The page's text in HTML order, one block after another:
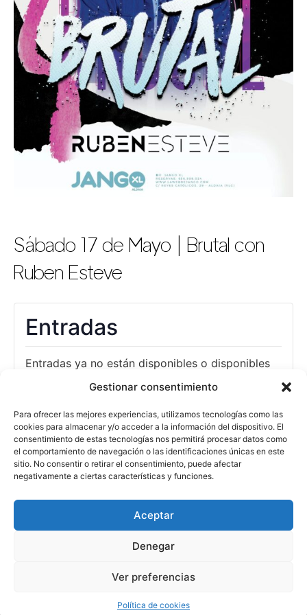
Gestionar consentimiento
Para ofrecer las mejores experiencias, utilizamos tecnologías como las
cookies para almacenar y/o acceder a la información del dispositivo. El
consentimiento de estas tecnologías nos permitirá procesar datos como
el comportamiento de navegación o las identificaciones únicas en este
sitio. No consentir o retirar el consentimiento, puede afectar
negativamente a ciertas características y funciones.
Aceptar
Denegar
Ver preferencias
Política de cookies
Sábado 17 de Mayo | Brutal con
Ruben Esteve
Entradas
Entradas ya no están disponibles o disponibles
ENTRADAS DISPONIBLES EN TAQUILLA.